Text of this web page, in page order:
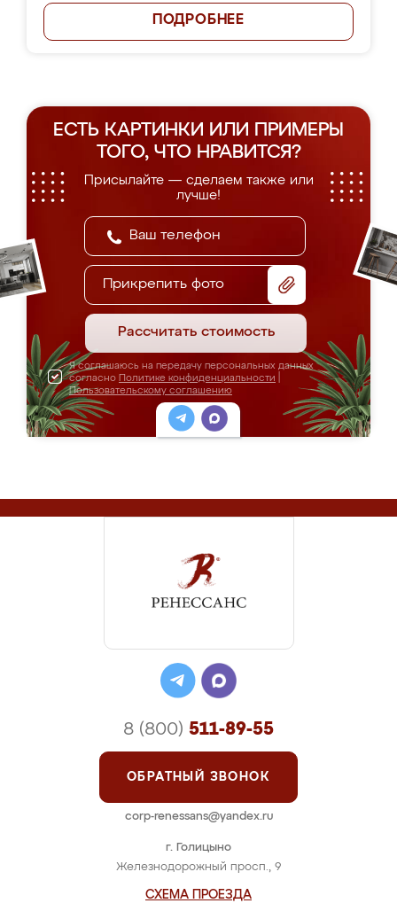
ПОДРОБНЕЕ
ЕСТЬ КАРТИНКИ ИЛИ ПРИМЕРЫ
ТОГО, ЧТО НРАВИТСЯ?
Присылайте — сделаем также или
лучше!
Прикрепить фото
Рассчитать стоимость
Я соглашаюсь на передачу персональных данных
согласно Политике конфиденциальности
Пользовательскому соглашению
г. Голицыно
Железнодорожный просп., 9
СХЕМА ПРОЕЗДА
8 (800) 511-89-55
ОБРАТНЫЙ ЗВОНОК
corp-renessans@yandex.ru